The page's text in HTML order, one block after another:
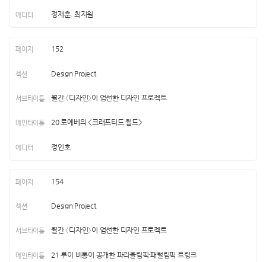
정재훈, 최지원
152
Design Project
월간 〈디자인〉이 엄선한 디자인 프로젝트
20 로에베의 <크래프티드 월드>
정인호
154
Design Project
월간 〈디자인〉이 엄선한 디자인 프로젝트
21 루이 비통이 공개한 파리올림픽·패럴림픽 트렁크